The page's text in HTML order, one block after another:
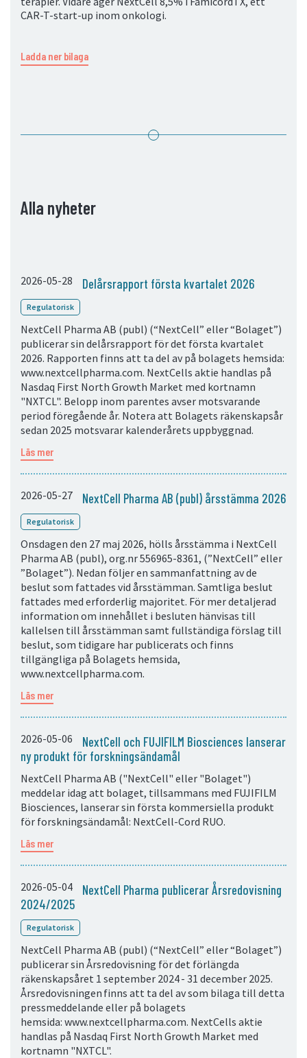
CAR-T-start-up inom onkologi.
Ladda ner bilaga
Alla nyheter
2026-05-28 Delårsrapport första kvartalet 2026
Regulatorisk
NextCell Pharma AB (publ) (“NextCell” eller “Bolaget”)
publicerar sin delårsrapport för det första kvartalet
2026. Rapporten finns att ta del av på bolagets hemsida:
www.nextcellpharma.com. NextCells aktie handlas på
Nasdaq First North Growth Market med kortnamn
"NXTCL". Belopp inom parentes avser motsvarande
period föregående år. Notera att Bolagets räkenskapsår
sedan 2025 motsvarar kalenderårets uppbyggnad.
Läs mer
2026-05-27 NextCell Pharma AB (publ) årsstämma 2026
Regulatorisk
Onsdagen den 27 maj 2026, hölls årsstämma i NextCell
Pharma AB (publ), org.nr 556965-8361, (”NextCell” eller
”Bolaget”). Nedan följer en sammanfattning av de
beslut som fattades vid årsstämman. Samtliga beslut
fattades med erforderlig majoritet. För mer detaljerad
information om innehållet i besluten hänvisas till
kallelsen till årsstämman samt fullständiga förslag till
beslut, som tidigare har publicerats och finns
tillgängliga på Bolagets hemsida,
www.nextcellpharma.com.
Läs mer
2026-05-06
NextCell och FUJIFILM Biosciences lanserar
ny produkt för forskningsändamål
NextCell Pharma AB ("NextCell" eller "Bolaget")
meddelar idag att bolaget, tillsammans med FUJIFILM
Biosciences, lanserar sin första kommersiella produkt
för forskningsändamål: NextCell-Cord RUO.
Läs mer
2026-05-04
NextCell Pharma publicerar Årsredovisning
2024/2025
Regulatorisk
NextCell Pharma AB (publ) (“NextCell” eller “Bolaget”)
publicerar sin Årsredovisning för det förlängda
räkenskapsåret 1 september 2024 - 31 december 2025.
Årsredovisningen finns att ta del av som bilaga till detta
pressmeddelande eller på bolagets
hemsida: www.nextcellpharma.com. NextCells aktie
handlas på Nasdaq First North Growth Market med
kortnamn "NXTCL".